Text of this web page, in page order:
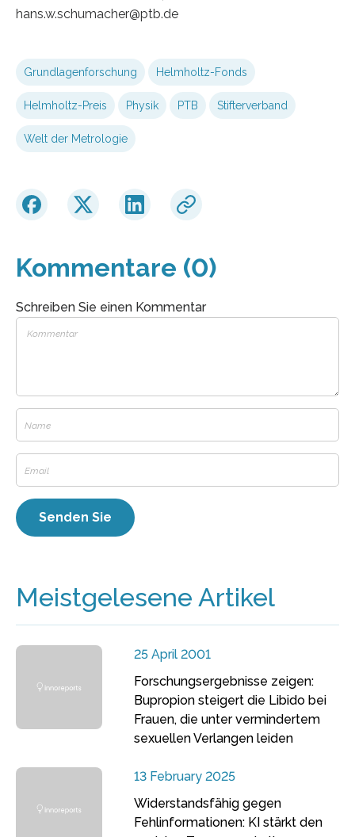
hans.w.schumacher@ptb.de
Grundlagenforschung Helmholtz-Fonds
Helmholtz-Preis Physik PTB Stifterverband
Welt der Metrologie
Kommentare (0)
Schreiben Sie einen Kommentar
Meistgelesene Artikel
25 April 2001
Forschungsergebnisse zeigen:
Bupropion steigert die Libido bei
Frauen, die unter vermindertem
sexuellen Verlangen leiden
13 February 2025
Widerstandsfähig gegen
Fehlinformationen: KI stärkt den